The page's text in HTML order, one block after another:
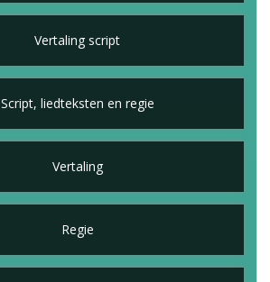
Vertaling script
Script, liedteksten en regie
Vertaling
Regie